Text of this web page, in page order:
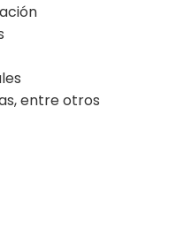
entre otros